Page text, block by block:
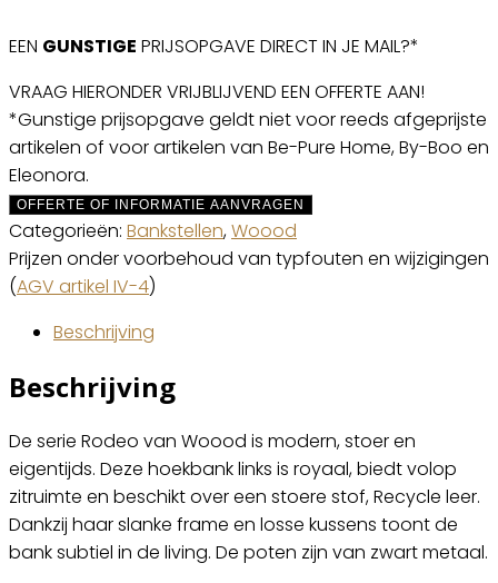
EEN GUNSTIGE PRIJSOPGAVE DIRECT IN JE MAIL?*
VRAAG HIERONDER VRIJBLIJVEND EEN OFFERTE AAN!
*Gunstige prijsopgave geldt niet voor reeds afgeprijste
artikelen of voor artikelen van Be-Pure Home, By-Boo en
Eleonora.
OFFERTE OF INFORMATIE AANVRAGEN
Categorieën: Bankstellen,Woood
Prijzen onder voorbehoud van typfouten en wijzigingen
(AGV artikel IV-4)
Beschrijving
Beschrijving
De serie Rodeo van Woood is modern, stoer en
eigentijds. Deze hoekbank links is royaal, biedt volop
zitruimte en beschikt over een stoere stof, Recycle leer.
Dankzij haar slanke frame en losse kussens toont de
bank subtiel in de living. De poten zijn van zwart metaal.